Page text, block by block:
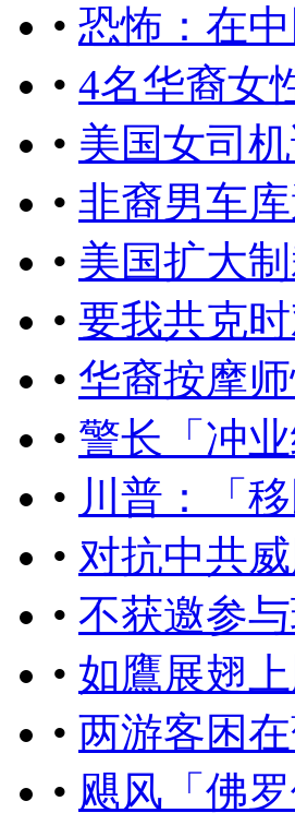
• 恐怖：在
• 4名华裔女
• 美国女司
• 非裔男车
• 美国扩大
• 要我共克
• 华裔按摩
• 警长「冲
• 川普：「
• 对抗中共
• 不获邀参
• 如鷹展翅
• 两游客困
• 飓风「佛